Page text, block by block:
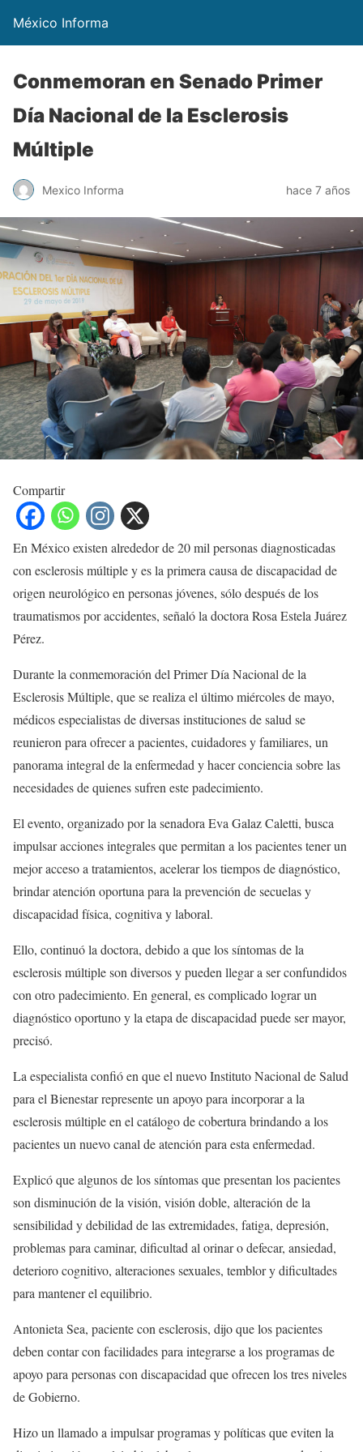
México Informa
Conmemoran en Senado Primer
Día Nacional de la Esclerosis
Múltiple
Mexico Informa hace 7 años
Compartir
En México existen alrededor de 20 mil personas diagnosticadas
con esclerosis múltiple y es la primera causa de discapacidad de
origen neurológico en personas jóvenes, sólo después de los
traumatismos por accidentes, señaló la doctora Rosa Estela Juárez
Pérez.
Durante la conmemoración del Primer Día Nacional de la
Esclerosis Múltiple, que se realiza el último miércoles de mayo,
médicos especialistas de diversas instituciones de salud se
reunieron para ofrecer a pacientes, cuidadores y familiares, un
panorama integral de la enfermedad y hacer conciencia sobre las
necesidades de quienes sufren este padecimiento.
El evento, organizado por la senadora Eva Galaz Caletti, busca
impulsar acciones integrales que permitan a los pacientes tener un
mejor acceso a tratamientos, acelerar los tiempos de diagnóstico,
brindar atención oportuna para la prevención de secuelas y
discapacidad física, cognitiva y laboral.
Ello, continuó la doctora, debido a que los síntomas de la
esclerosis múltiple son diversos y pueden llegar a ser confundidos
con otro padecimiento. En general, es complicado lograr un
diagnóstico oportuno y la etapa de discapacidad puede ser mayor,
precisó.
La especialista confió en que el nuevo Instituto Nacional de Salud
para el Bienestar represente un apoyo para incorporar a la
esclerosis múltiple en el catálogo de cobertura brindando a los
pacientes un nuevo canal de atención para esta enfermedad.
Explicó que algunos de los síntomas que presentan los pacientes
son disminución de la visión, visión doble, alteración de la
sensibilidad y debilidad de las extremidades, fatiga, depresión,
problemas para caminar, dificultad al orinar o defecar, ansiedad,
deterioro cognitivo, alteraciones sexuales, temblor y dificultades
para mantener el equilibrio.
Antonieta Sea, paciente con esclerosis, dijo que los pacientes
deben contar con facilidades para integrarse a los programas de
apoyo para personas con discapacidad que ofrecen los tres niveles
de Gobierno.
Hizo un llamado a impulsar programas y políticas que eviten la